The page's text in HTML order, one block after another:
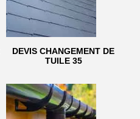
DEVIS CHANGEMENT DE
TUILE 35